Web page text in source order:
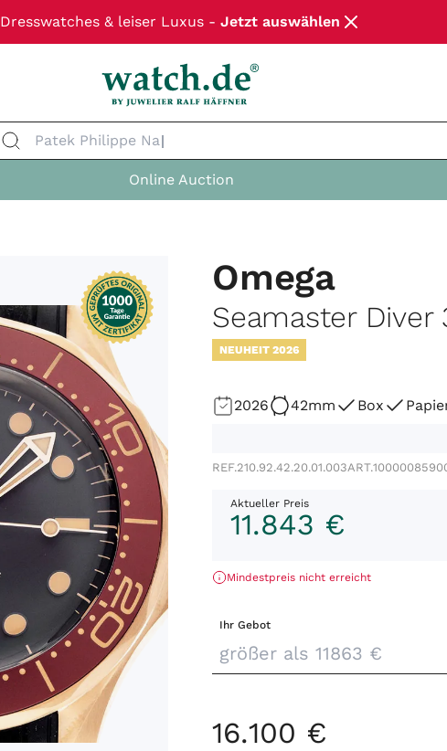
Dresswatches & leiser Luxus - Jetzt auswählen
Patek Philippe Na
Online Auction
Omega
Seamaster
NEUHEIT 2026
2026 42mm Box
REF.210.92.42.20.01.003ART.
Aktueller Preis
11.843 €
Mindestpreis nicht erreicht
Ihr Gebot
16.100 €